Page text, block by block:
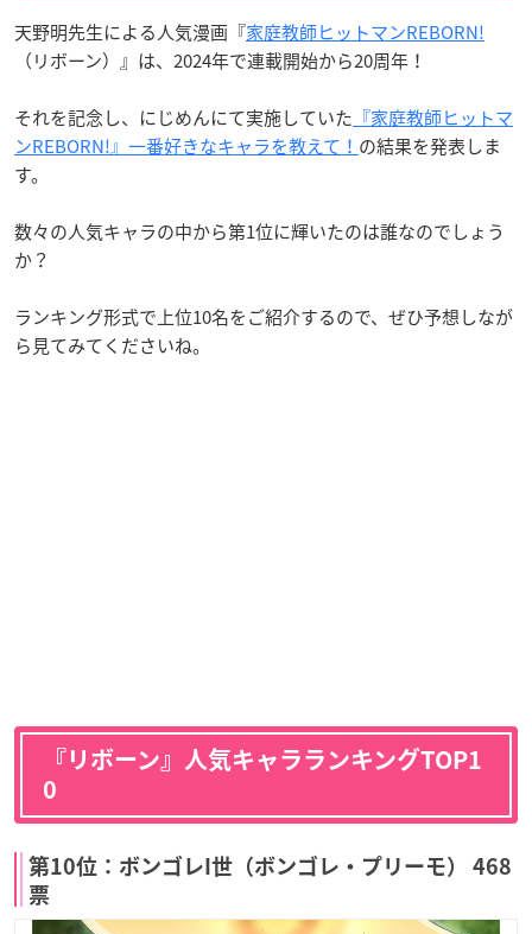
天野明先生による人気漫画『家庭教師ヒットマンREBORN!
（リボーン）』は、2024年で連載開始から20周年！
それを記念し、にじめんにて実施していた 『家庭教師ヒットマ
ンREBORN!』一番好きなキャラを教えて！ の結果を発表しま
す。
数々の人気キャラの中から第1位に輝いたのは誰なのでしょう
か？
ランキング形式で上位10名をご紹介するので、ぜひ予想しなが
ら見てみてくださいね。
『リボーン』人気キャラランキングTOP1
0
第10位：ボンゴレI世（ボンゴレ・プリーモ） 468
票